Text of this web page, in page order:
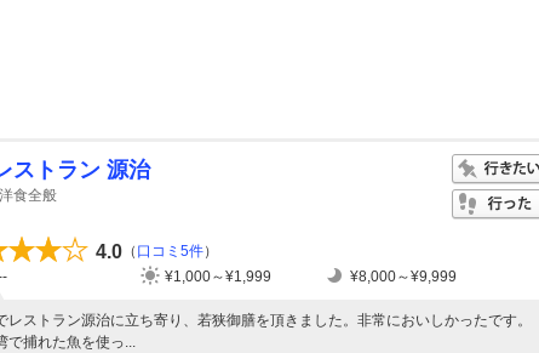
ストラン 源治
食全般
4.0 （ 口コミ5件）
¥1,000～¥1,999 ¥8,000～¥9,999
レストラン源治に立ち寄り、若狭御膳を頂きました。非常においしかったです。
で捕れた魚を使っ...